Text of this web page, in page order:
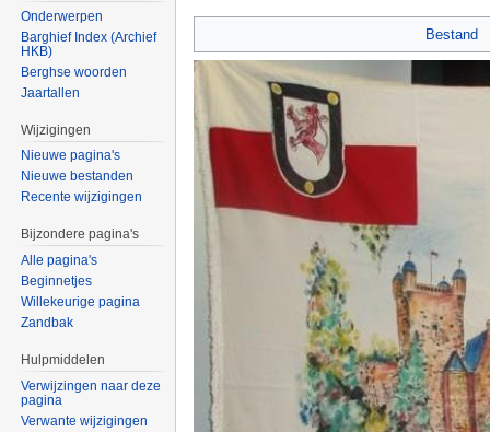
Bestand
Onderwerpen
Barghief Index (Archief
HKB)
Berghse woorden
Jaartallen
Wijzigingen
Nieuwe pagina's
Nieuwe bestanden
Recente wijzigingen
Bijzondere pagina's
Alle pagina's
Beginnetjes
Willekeurige pagina
Zandbak
Hulpmiddelen
Verwijzingen naar deze
pagina
Verwante wijzigingen